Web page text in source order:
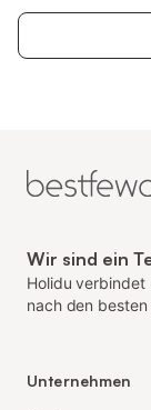
Wir sind ein
Holidu verbindet
nach den
Unternehmen